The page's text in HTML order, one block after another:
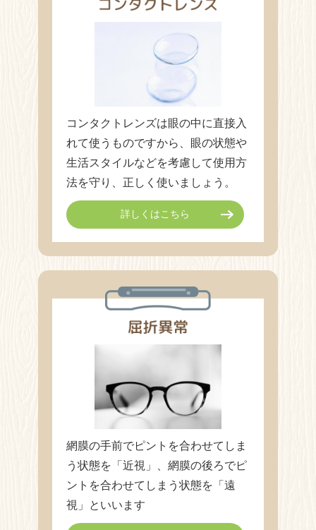
コンタクトレンズは眼の中に直接入
れて使うものですから、眼の状態や
生活スタイルなどを考慮して使用方
法を守り、正しく使いましょう。
詳しくはこちら
網膜の手前でピントを合わせてしま
う状態を「近視」、網膜の後ろでピ
ントを合わせてしまう状態を「遠
視」といいます